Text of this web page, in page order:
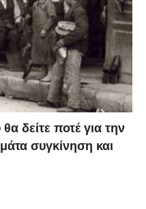
δείτε ποτέ για την
συγκίνηση και